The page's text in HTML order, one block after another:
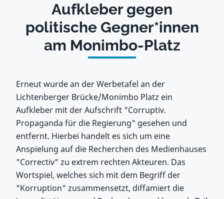
Aufkleber gegen
politische Gegner*innen
am Monimbo-Platz
Erneut wurde an der Werbetafel an der
Lichtenberger Brücke/Monimbo Platz ein
Aufkleber mit der Aufschrift "Corruptiv.
Propaganda für die Regierung" gesehen und
entfernt. Hierbei handelt es sich um eine
Anspielung auf die Recherchen des Medienhauses
"Correctiv" zu extrem rechten Akteuren. Das
Wortspiel, welches sich mit dem Begriff der
"Korruption" zusammensetzt, diffamiert die